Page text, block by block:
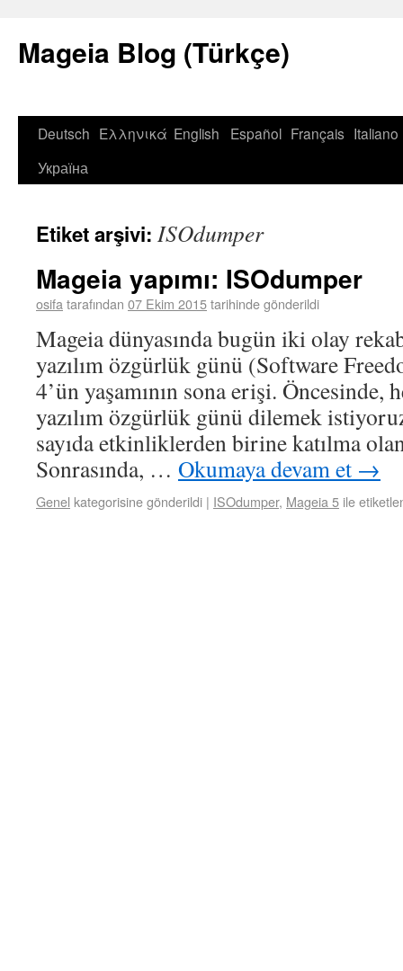
Mageia Blog (Türkçe)
Deutsch Ελληνικά English Español Français Italiano
Україна
Etiket arşivi: ISOdumper
Mageia yapımı: ISOdumper
osifa tarafından 07 Ekim 2015tarihinde gönderildi
Mageia dünyasında bugün iki olay
yazılım özgürlük günü (Software
4’ün yaşamının sona erişi. Öncesinde,
yazılım özgürlük günü dilemek
sayıda etkinliklerden birine katılma
Sonrasında, … Okumaya devam et →
Genel kategorisine gönderildi | ISOdumper, Mageia 5 ile